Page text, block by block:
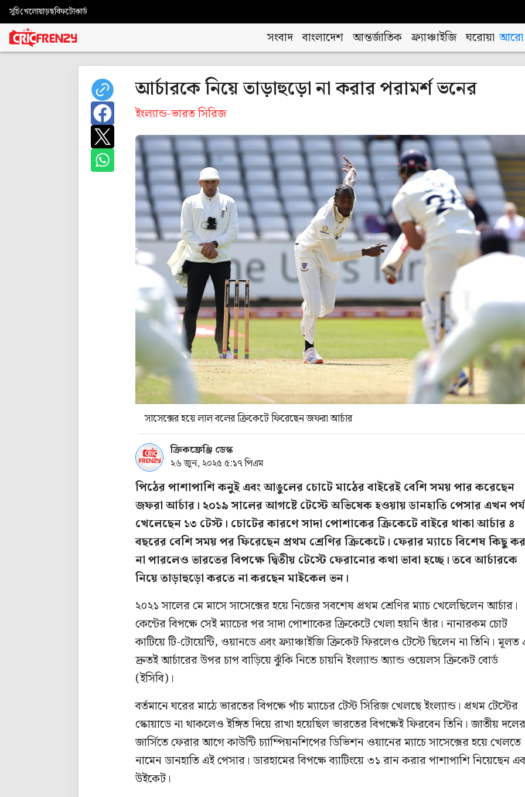
সূচিখেলোয়াড়ছবিফটোকার্ড
সংবাদ বাংলাদেশ আন্তর্জাতিক ফ্র্যাঞ্চাইজি ঘরোয়া আরো
আর্চারকে নিয়ে তাড়াহুড়ো না করার পরামর্শ ভনের
ইংল্যান্ড-ভারত সিরিজ
সাসেক্সের হয়ে লাল বলের ক্রিকেটে ফিরেছেন জফরা আর্চার
ক্রিকফ্রেঞ্জি ডেস্ক
২৬ জুন, ২০২৫ ৫:১৭ পিএম
পিঠের পাশাপাশি কনুই এবং আঙুলের চোটে মাঠের বাইরেই বেশি সময় পার করেছেন
জফরা আর্চার। ২০১৯ সালের আগষ্টে টেস্টে অভিষেক হওয়ায় ডানহাতি পেসার এখন
খেলেছেন ১৩ টেস্ট। চোটের কারণে সাদা পোশাকের ক্রিকেটে বাইরে থাকা আর্চার ৪
বছরের বেশি সময় পর ফিরেছেন প্রথম শ্রেণির ক্রিকেটে। ফেরার ম্যাচে বিশেষ কিছু
না পারলেও ভারতের বিপক্ষে দ্বিতীয় টেস্টে ফেরানোর কথা ভাবা হচ্ছে। তবে আর্চারকে
নিয়ে তাড়াহুড়ো করতে না করছেন মাইকেল ভন।
২০২১ সালের মে মাসে সাসেক্সের হয়ে নিজের সবশেষ প্রথম শ্রেণির ম্যাচ খেলেছিলেন আর্চার।
কেন্টের বিপক্ষে সেই ম্যাচের পর সাদা পোশাকের ক্রিকেটে খেলা হয়নি তাঁর। নানারকম চোট
কাটিয়ে টি-টোয়েন্টি, ওয়ানডে এবং ফ্র্যাঞ্চাইজি ক্রিকেট ফিরলেও টেস্টে ছিলেন না তিনি।
দ্রুতই আর্চারের উপর চাপ বাড়িয়ে ঝুঁকি নিতে চায়নি ইংল্যান্ড অ্যান্ড ওয়েলস ক্রিকেট বোর্ড
(ইসিবি)।
বর্তমানে ঘরের মাঠে ভারতের বিপক্ষে পাঁচ ম্যাচের টেস্ট সিরিজ খেলছে ইংল্যান্ড। প্রথম টেস্টের
স্কোয়াডে না থাকলেও ইঙ্গিত দিয়ে রাখা হয়েছিল ভারতের বিপক্ষেই ফিরবেন তিনি। জাতীয়
জার্সিতে ফেরার আগে কাউন্টি চ্যাম্পিয়নশিপের ডিভিশন ওয়ানের ম্যাচে সাসেক্সের হয়ে খেলতে
নামেন ডানহাতি এই পেসার। ডারহামের বিপক্ষে ব্যাটিংয়ে ৩১ রান করার পাশাপাশি নিয়েছেন
উইকেট।